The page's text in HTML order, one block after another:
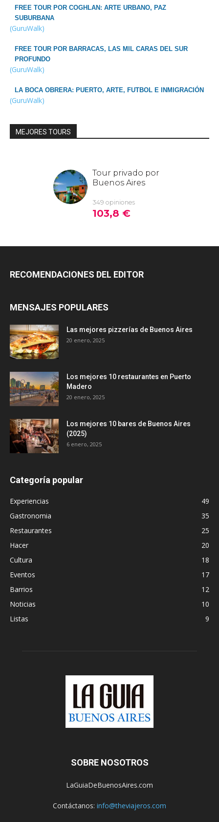
FREE TOUR POR COGHLAN: ARTE URBANO, PAZ
SUBURBANA
(GuruWalk)
FREE TOUR POR BARRACAS, LAS MIL CARAS DEL SUR
PROFUNDO
(GuruWalk)
LA BOCA OBRERA: PUERTO, ARTE, FUTBOL E INMIGRACIÓN
(GuruWalk)
MEJORES TOURS
RECOMENDACIONES DEL EDITOR
MENSAJES POPULARES
Las mejores pizzerías de Buenos Aires
20 enero, 2025
Los mejores 10 restaurantes en Puerto
Madero
20 enero, 2025
Los mejores 10 bares de Buenos Aires
(2025)
6 enero, 2025
Categoría popular
Experiencias
49
Gastronomia
35
Restaurantes
25
Hacer
20
Cultura
18
Eventos
17
Barrios
12
Noticias
10
Listas
9
SOBRE NOSOTROS
LaGuiaDeBuenosAires.com
Contáctanos: info@theviajeros.com